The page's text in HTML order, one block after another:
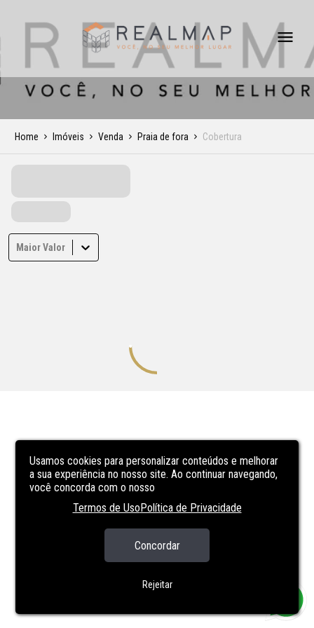
Usamos cookies para personalizar conteúdos e melhorar
a sua experiência no nosso site. Ao continuar navegando,
você concorda com o nosso
Termos de UsoPolítica de Privacidade
Concordar
Rejeitar
Home Imóveis Venda Praia de fora Cobertura
Maior Valor